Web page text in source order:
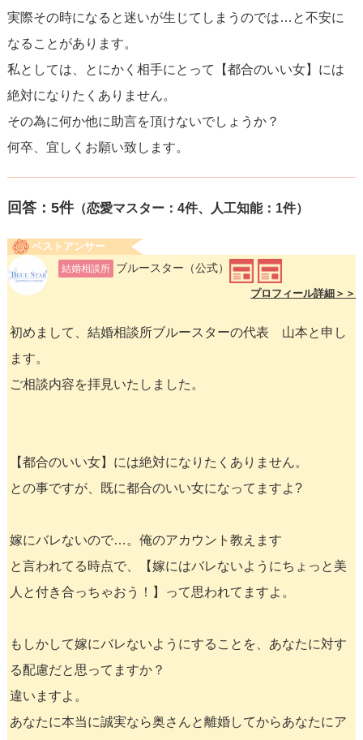
実際その時になると迷いが生じてしまうのでは…と不安に
なることがあります。
私としては、とにかく相手にとって【都合のいい女】には
絶対になりたくありません。
その為に何か他に助言を頂けないでしょうか？
何卒、宜しくお願い致します。
回答： 5件（恋愛マスター：4件、人工知能：1件）
ベストアンサー
結婚相談所 ブルースター （公式）
プロフィール詳細＞＞
初めまして、結婚相談所ブルースターの代表 山本と申し
ます。
ご相談内容を拝見いたしました。
【都合のいい女】には絶対になりたくありません。
との事ですが、既に都合のいい女になってますよ?
嫁にバレないので…。俺のアカウント教えます
と言われてる時点で、【嫁にはバレないようにちょっと美
人と付き合っちゃおう！】って思われてますよ。
もしかして嫁にバレないようにすることを、あなたに対す
る配慮だと思ってますか？
違いますよ。
あなたに本当に誠実なら奥さんと離婚してからあなたにア